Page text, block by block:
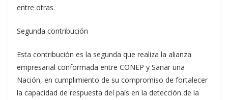
entre otras.
Segunda contribución
Esta contribución es la segunda que realiza la alianza
empresarial conformada entre CONEP y Sanar una
Nación, en cumplimiento de su compromiso de fortalecer
la capacidad de respuesta del país en la detección de la